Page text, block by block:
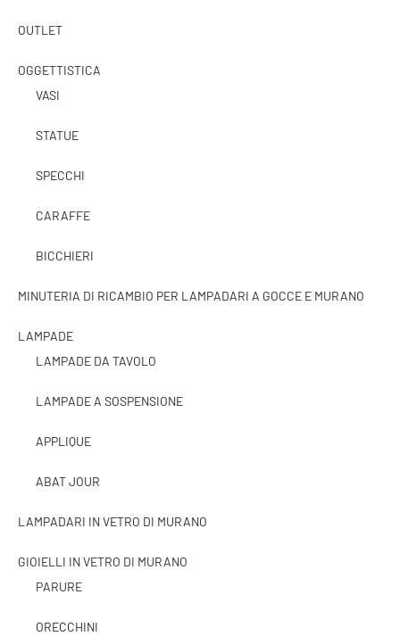
OUTLET
OGGETTISTICA
VASI
STATUE
SPECCHI
CARAFFE
BICCHIERI
MINUTERIA DI RICAMBIO PER LAMPADARI A GOCCE E MURANO
LAMPADE
LAMPADE DA TAVOLO
LAMPADE A SOSPENSIONE
APPLIQUE
ABAT JOUR
LAMPADARI IN VETRO DI MURANO
GIOIELLI IN VETRO DI MURANO
PARURE
ORECCHINI